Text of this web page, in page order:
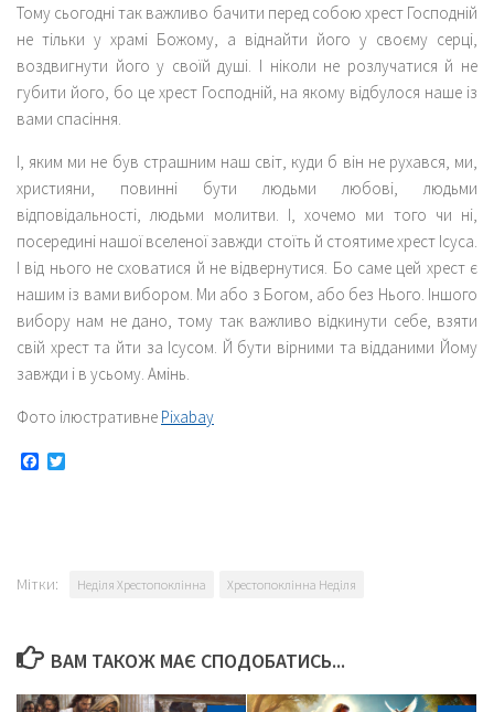
Тому сьогодні так важливо бачити перед собою хрест Господній
не тільки у храмі Божому, а віднайти його у своєму серці,
воздвигнути його у своїй душі. І ніколи не розлучатися й не
губити його, бо це хрест Господній, на якому відбулося наше із
вами спасіння.
І, яким ми не був страшним наш світ, куди б він не рухався, ми,
християни, повинні бути людьми любові, людьми
відповідальності, людьми молитви. І, хочемо ми того чи ні,
посередині нашої вселеної завжди стоїть й стоятиме хрест Ісуса.
І від нього не сховатися й не відвернутися. Бо саме цей хрест є
нашим із вами вибором. Ми або з Богом, або без Нього. Іншого
вибору нам не дано, тому так важливо відкинути себе, взяти
свій хрест та йти за Ісусом. Й бути вірними та відданими Йому
завжди і в усьому. Амінь.
Фото ілюстративне Pixabay
Facebook
Мітки: Неділя Хрестопоклінна Хрестопоклінна Неділя
ВАМ ТАКОЖ МАЄ СПОДОБАТИСЬ...